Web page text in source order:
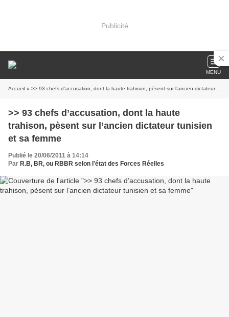
Publicité
MENU
Accueil » >> 93 chefs d’accusation, dont la haute trahison, pèsent sur l’ancien dictateur tunisien et sa femme
>> 93 chefs d’accusation, dont la haute
trahison, pèsent sur l’ancien dictateur tunisien
et sa femme
Publié le 20/06/2011 à 14:14
Par R.B, BR, ou RBBR selon l'état des Forces Réelles